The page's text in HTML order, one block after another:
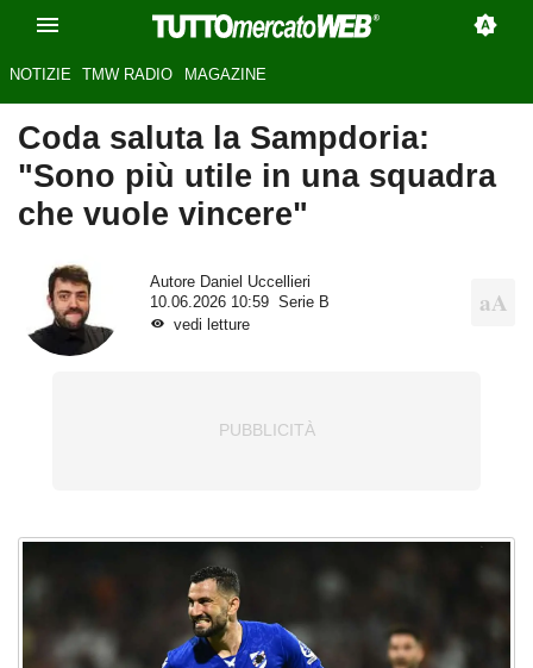
NOTIZIE TMW RADIO MAGAZINE
Coda saluta la Sampdoria:
"Sono più utile in una squadra
che vuole vincere"
Autore Daniel Uccellieri
10.06.2026 10:59
Serie B
vedi letture